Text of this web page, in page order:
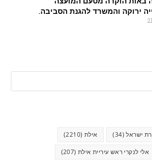
ירוקה והמשרד להגנת הסביבה.
ישראל(34) אילת (2210)
אלי לנקרי ראש עיריית אילת (207)